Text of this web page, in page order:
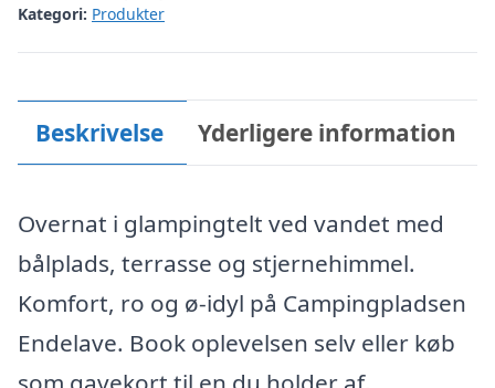
Kategori: Produkter
Beskrivelse Yderligere information
Overnat i glampingtelt ved vandet med
bålplads, terrasse og stjernehimmel.
Komfort, ro og ø-idyl på Campingpladsen
Endelave. Book oplevelsen selv eller køb